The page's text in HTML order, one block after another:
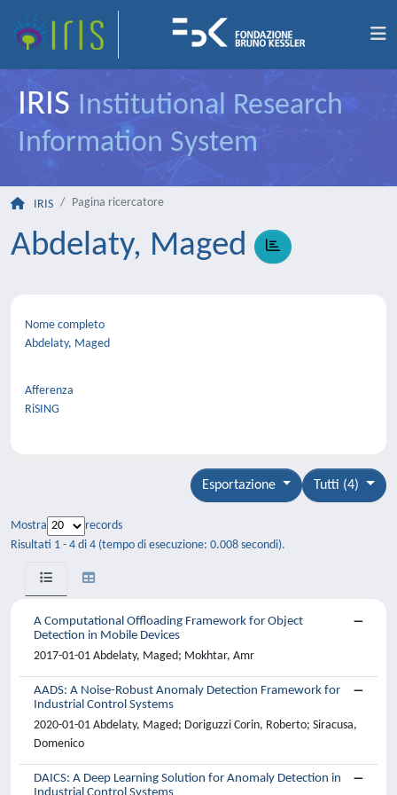
IRIS Institutional Research
Information System
IRIS Pagina ricercatore
Abdelaty, Maged
Nome completo
Abdelaty, Maged
Afferenza
RiSING
Tutti (4)
Esportazione
Mostra
records
Risultati 1 - 4 di 4 (tempo di esecuzione: 0.008 secondi).
A Computational Offloading Framework for Object
Detection in Mobile Devices
2017-01-01 Abdelaty, Maged; Mokhtar, Amr
AADS: A Noise-Robust Anomaly Detection Framework for
Industrial Control Systems
2020-01-01 Abdelaty, Maged; Doriguzzi Corin, Roberto; Siracusa,
Domenico
DAICS: A Deep Learning Solution for Anomaly Detection in